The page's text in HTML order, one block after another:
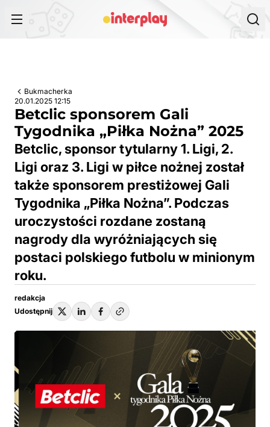
Bukmacherka
20.01.2025 12:15
Betclic sponsorem Gali
Tygodnika „Piłka Nożna” 2025
Betclic, sponsor tytularny 1. Ligi, 2.
Ligi oraz 3. Ligi w piłce nożnej został
także sponsorem prestiżowej Gali
Tygodnika „Piłka Nożna”. Podczas
uroczystości rozdane zostaną
nagrody dla wyróżniających się
postaci polskiego futbolu w minionym
roku.
redakcja
Udostępnij